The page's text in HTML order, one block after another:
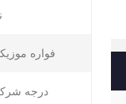
فواره
درجه